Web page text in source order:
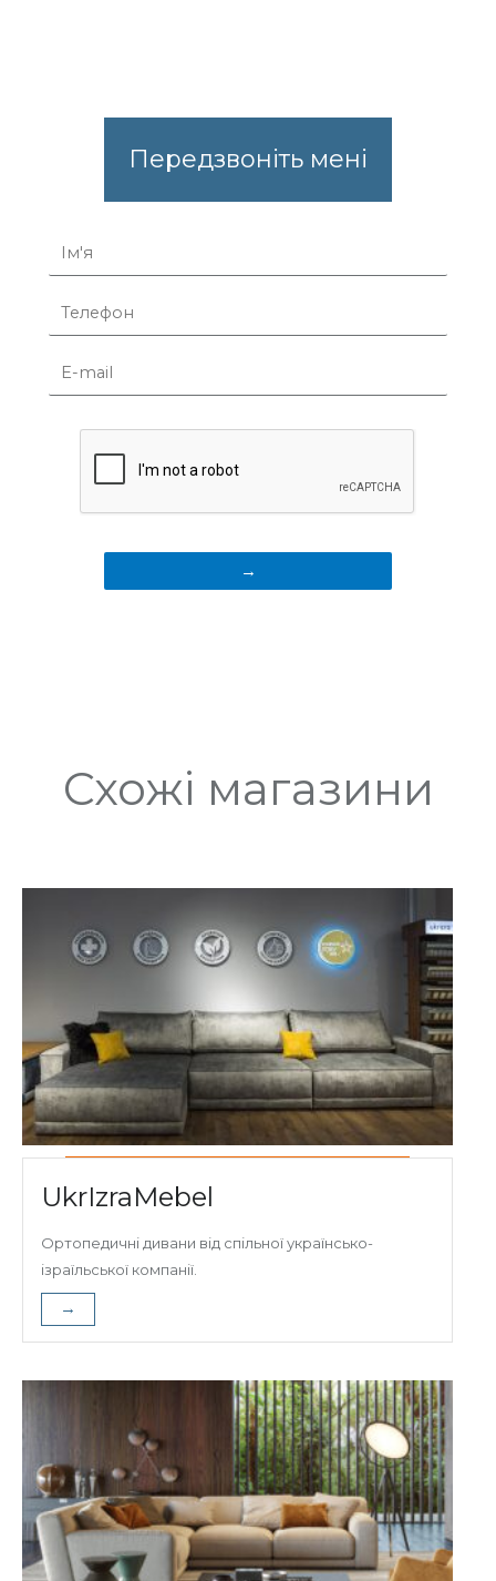
Передзвоніть мені
Схожі магазини
UkrIzraMebel
Ортопедичні дивани від спільної українсько-
ізраїльської компанії.
→